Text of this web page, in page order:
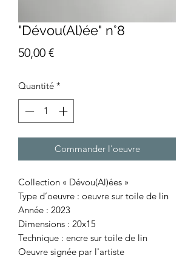
"Dévou(Al)ée" n°8
50,00 €Prix
Quantité *
Commander l'oeuvre
Collection « Dévou(Al)ées »
Type d’oeuvre : oeuvre sur toile de lin
Année : 2023
Dimensions : 20x15
Technique : encre sur toile de lin
Oeuvre signée par l'artiste